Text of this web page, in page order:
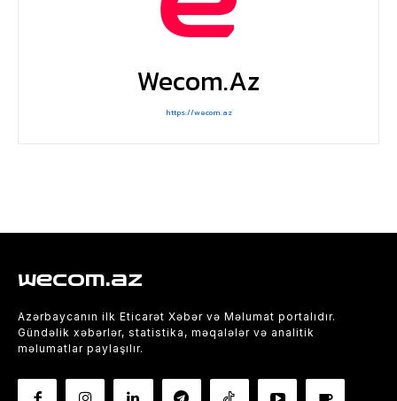
Wecom.az
https://wecom.az
wecom.az
Azərbaycanın ilk Eticarət Xəbər və Məlumat portalıdır.
Gündəlik xəbərlər, statistika, məqalələr və analitik
məlumatlar paylaşılır.